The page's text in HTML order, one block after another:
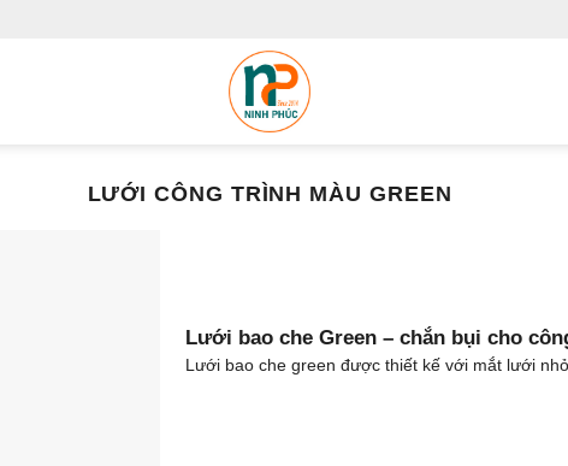
LƯỚI CÔNG TRÌNH MÀU GREEN
Lưới bao che Green – chắn bụi cho
Lưới bao che green được thiết kế với mắt lưới